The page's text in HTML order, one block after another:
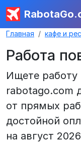
Главная кафе и
Работа
Ищете работу
rabotago.com
от прямых
достойной
на август